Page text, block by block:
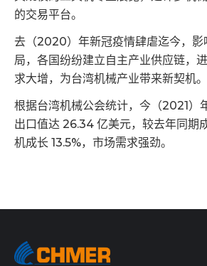
的交易平台。
去（2020）年新冠疫情肆虐迄今，影
局，各国纷纷建立自主产业供应链，
求大增，为台湾机械产业带来新契机。
根据台湾机械公会统计，今（2021）
出口值达 26.34 亿美元，较去年同期
机成长 13.5%，市场需求强劲。